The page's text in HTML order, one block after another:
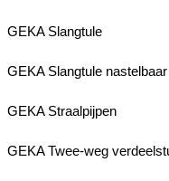
GEKA Slangtule
GEKA Slangtule nastelbaar
GEKA Straalpijpen
GEKA Twee-weg